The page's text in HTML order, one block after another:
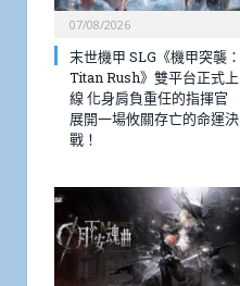
07/08/2026
末世機甲 SLG《機甲突襲：
Titan Rush》雙平台正式上
線 化身肩負重任的指揮官
展開一場攸關存亡的命運決
戰！